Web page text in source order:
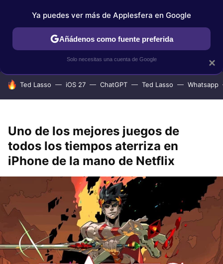
IPHONE TUTORIALES APPLESFERA SELECCIÓN
HOY SE HABLA DE
Ted Lasso iOS 27 ChatGPT Ted Lasso Whatsapp
Uno de los mejores juegos de
todos los tiempos aterriza en
iPhone de la mano de Netflix
×
Ya puedes ver más de Applesfera en Google
Añádenos como fuente preferida
Solo necesitas una cuenta de Google